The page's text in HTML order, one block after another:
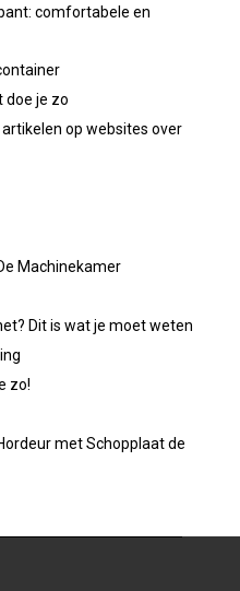
comfortabele en
doe je zo
op websites over
Machinekamer
Dit is wat je moet weten
zo!
met Schopplaat de